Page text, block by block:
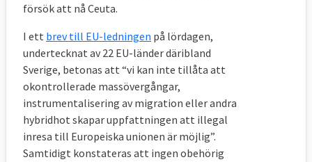
kommissionen på framförallt två brister i
EU:s nuvarande asylsystem. Dels att ett
fåtal medlemsländer fick ta ansvar för en
stor majoritet av de asylsökande, däribland
Sverige. Och dels att asylsökande inte
behandlades lika i alla EU-länder vilket
gjorde att de sökte sig till vissa
medlemsländer framför andra.
försök att nå Ceuta.
I ett brev till EU-ledningen på lördagen,
undertecknat av 22 EU-länder däribland
Sverige, betonas att “vi kan inte tillåta att
okontrollerade massövergångar,
instrumentalisering av migration eller andra
hybridhot skapar uppfattningen att illegal
inresa till Europeiska unionen är möjlig”.
Samtidigt konstateras att ingen obehörig